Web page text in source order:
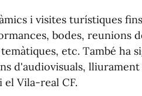
i visites turístiques
bodes, reunions
etc. També ha
d'audiovisuals,
Vila-real CF.